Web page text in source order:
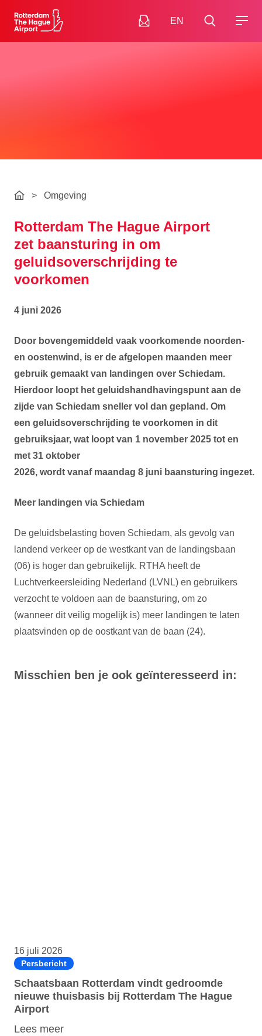
EN
> Omgeving
Rotterdam The Hague Airport
zet baansturing in om
geluidsoverschrijding te
voorkomen
4 juni 2026
Door bovengemiddeld vaak voorkomende noorden-
en oostenwind, is er de afgelopen maanden meer
gebruik gemaakt van landingen over Schiedam.
Hierdoor loopt het geluidshandhavingspunt aan de
zijde van Schiedam sneller vol dan gepland. Om
een geluidsoverschrijding te voorkomen in dit
gebruiksjaar, wat loopt van 1 november 2025 tot en
met 31 oktober
2026, wordt vanaf maandag 8 juni baansturing ingezet.
Meer landingen via Schiedam
De geluidsbelasting boven Schiedam, als gevolg van
landend verkeer op de westkant van de landingsbaan
(06) is hoger dan gebruikelijk. RTHA heeft de
Luchtverkeersleiding Nederland (LVNL) en gebruikers
verzocht te voldoen aan de baansturing, om zo
(wanneer dit veilig mogelijk is) meer landingen te laten
plaatsvinden op de oostkant van de baan (24).
Misschien ben je ook geïnteresseerd in:
16 juli 2026
Persbericht
Schaatsbaan Rotterdam vindt gedroomde
nieuwe thuisbasis bij Rotterdam The Hague
Airport
Lees meer